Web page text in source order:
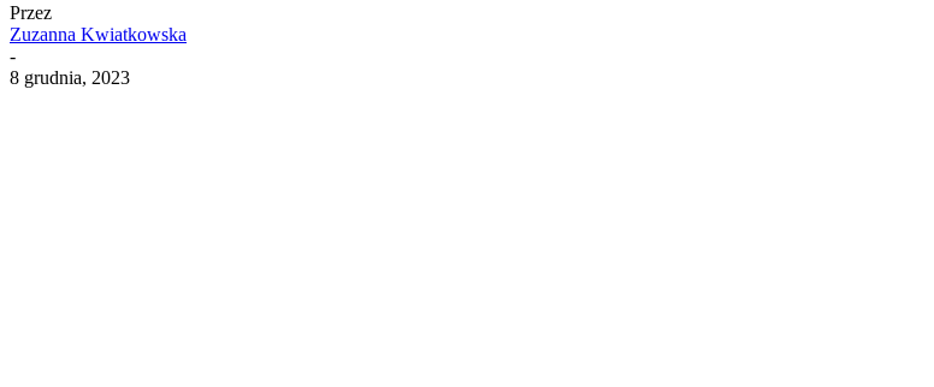
Przez
Zuzanna Kwiatkowska
-
8 grudnia, 2023